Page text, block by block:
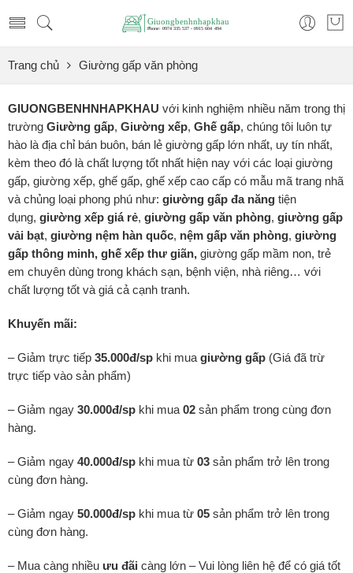
Trang chủ Giường gấp văn phòng
GIUONGBENHNHAPKHAU với kinh nghiệm nhiều năm trong thị
trường Giường gấp, Giường xếp, Ghế gấp, chúng tôi luôn tự
hào là địa chỉ bán buôn, bán lẻ giường gấp lớn nhất, uy tín nhất,
kèm theo đó là chất lượng tốt nhất hiện nay với các loại giường
gấp, giường xếp, ghế gấp, ghế xếp cao cấp có mẫu mã trang nhã
và chủng loại phong phú như: giường gấp đa năng tiện
dụng, giường xếp giá rẻ, giường gấp văn phòng, giường gấp
vải bạt, giường nệm hàn quốc, nệm gấp văn phòng, giường
gấp thông minh, ghế xếp thư giãn, giường gấp mầm non, trẻ
em chuyên dùng trong khách sạn, bệnh viện, nhà riêng… với
chất lượng tốt và giá cả cạnh tranh.
Khuyến mãi:
– Giảm trực tiếp 35.000đ/sp khi mua giường gấp (Giá đã trừ
trực tiếp vào sản phẩm)
– Giảm ngay 30.000đ/sp khi mua 02 sản phẩm trong cùng đơn
hàng.
– Giảm ngay 40.000đ/sp khi mua từ 03 sản phẩm trở lên trong
cùng đơn hàng.
– Giảm ngay 50.000đ/sp khi mua từ 05 sản phẩm trở lên trong
cùng đơn hàng.
– Mua càng nhiều ưu đãi càng lớn – Vui lòng liên hệ để có giá tốt